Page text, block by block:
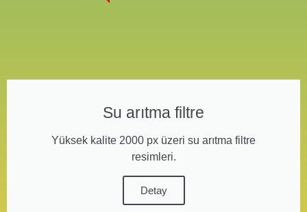
Su arıtma filtre
Yüksek kalite 2000 px üzeri su arıtma filtre
resimleri.
Detay